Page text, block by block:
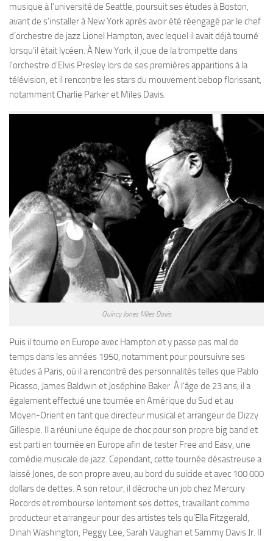
musique à l’université de Seattle, poursuit ses études à Boston,
avant de s’installer à New York après avoir été réengagé par le chef
d’orchestre de jazz Lionel Hampton, avec lequel il avait déjà tourné
lorsqu’il était lycéen. À New York, il joue de la trompette dans
l’orchestre d’Elvis Presley lors de ses premières apparitions à la
télévision, et il rencontre les stars du mouvement bebop florissant,
notamment Charlie Parker et Miles Davis.
Quincy Jones Miles Davis
Puis il tourne en Europe avec Hampton et y passe pas mal de
temps dans les années 1950, notamment pour poursuivre ses
études à Paris, où il a rencontré des personnalités telles que Pablo
Picasso, James Baldwin et Joséphine Baker. À l’âge de 23 ans, il a
également effectué une tournée en Amérique du Sud et au
Moyen-Orient en tant que directeur musical et arrangeur de Dizzy
Gillespie. Il a réuni une équipe de choc pour son propre big band et
est parti en tournée en Europe afin de tester Free and Easy, une
comédie musicale de jazz. Cependant, cette tournée désastreuse a
laissé Jones, de son propre aveu, au bord du suicide et avec 100 000
dollars de dettes. A son retour, il décroche un job chez Mercury
Records et rembourse lentement ses dettes, travaillant comme
producteur et arrangeur pour des artistes tels qu’Ella Fitzgerald,
Dinah Washington, Peggy Lee, Sarah Vaughan et Sammy Davis Jr. Il